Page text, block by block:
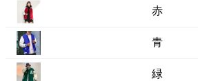
赤
青
緑